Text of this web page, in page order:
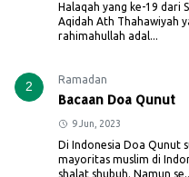
Halaqah yang ke-19 dari
Aqidah Ath Thahawiyah
rahimahullah adal...
2 Ramadan
Bacaan Doa Qunut
9 Jun, 2023
Di Indonesia Doa Qunut
mayoritas muslim di
shalat shubuh. Namun